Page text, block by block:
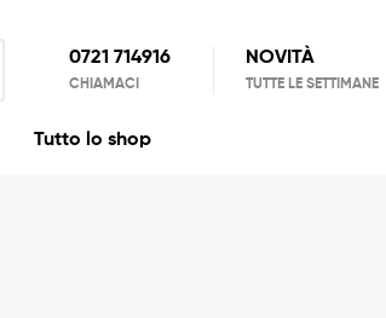
0721 714916
CHIAMACI
NOVITÀ
TUTTE LE SETTIMANE
Tutto lo shop